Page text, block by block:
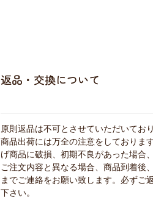
返品・交換について
原則返品は不可とさせていただいてお
商品出荷には万全の注意をしておりま
げ商品に破損、初期不良があった場合
ご注文内容と異なる場合、商品到着後
までご連絡をお願い致します。必ずご
下さい。